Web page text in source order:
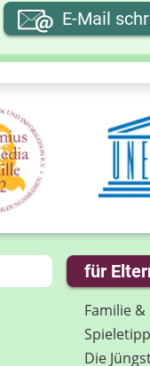
Ihre E-Mail-Adresse
Ihre Nachricht
E-Mail
für
Familie
Die